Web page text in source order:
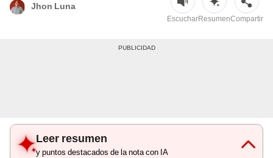
Jhon Luna
EscucharResumenCompartir
Leer resumen
y puntos destacados de la nota con IA